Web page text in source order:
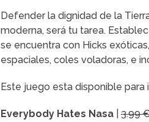
Defender la dignidad de la
moderna, será tu tarea.
se encuentra con Hicks
espaciales, coles voladoras, e
Este juego esta disponible
Everybody Hates Nasa 3.99